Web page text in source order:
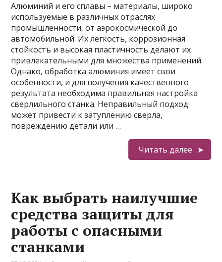
Алюминий и его сплавы – материалы, широко
используемые в различных отраслях
промышленности, от аэрокосмической до
автомобильной. Их легкость, коррозионная
стойкость и высокая пластичность делают их
привлекательными для множества применений.
Однако, обработка алюминия имеет свои
особенности, и для получения качественного
результата необходима правильная настройка
сверлильного станка. Неправильный подход
может привести к затуплению сверла,
повреждению детали или …
Читать далее
Как выбрать наилучшие
средства защиты для
работы с опасными
станками